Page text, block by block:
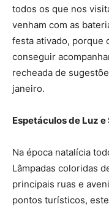
todos os que nos
venham com as
festa ativado, porque
conseguir
recheada de
janeiro.
Espetáculos de Luz e
Na época natalícia
Lâmpadas coloridas
principais ruas e
pontos turísticos,